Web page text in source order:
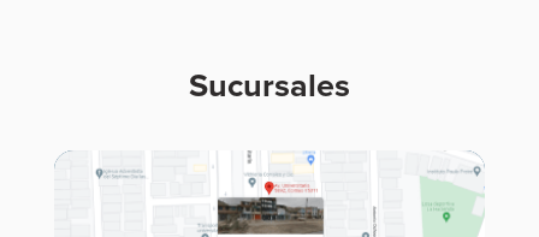
Sucursales